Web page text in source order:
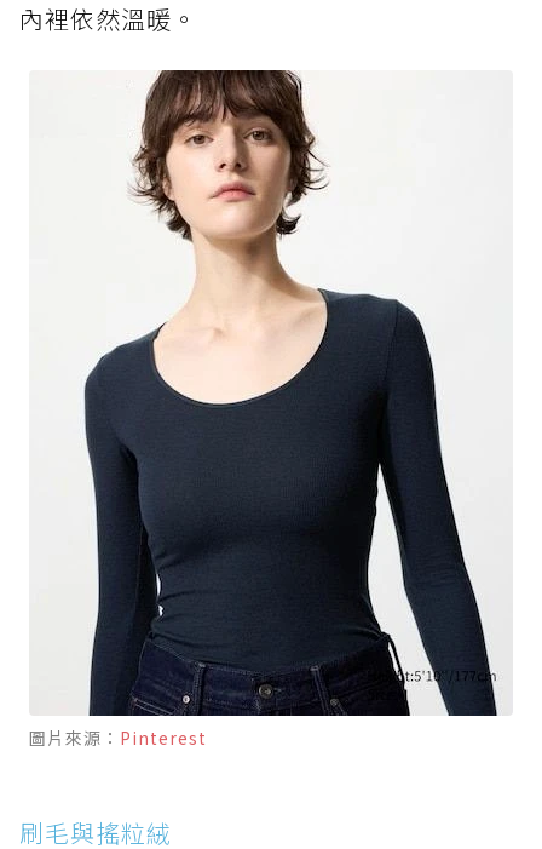
內裡依然溫暖。
圖片來源： Pinterest
刷毛與搖粒絨